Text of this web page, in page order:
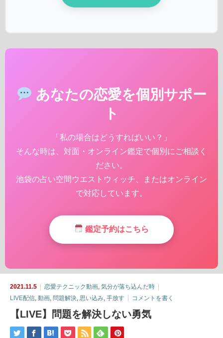
あなたの恋愛を個別サポー
ト
「私の場合はどうすればいい？」
そんな時は、対面・オンライン鑑定で個別にご相談く
ださい。
池袋の占い空間ウエストウィッチ、またはオンライン
で対応しています。
鑑定予約はこちら
2021.11.5 恋愛テクニック動画 気分が落ち込んだ時
LIVE配信 動画 問題解決 思い込み 手放す コメントを書く
【LIVE】問題を解決しない勇気